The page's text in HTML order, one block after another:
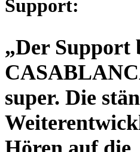
Support:
„Der Support
super. Die